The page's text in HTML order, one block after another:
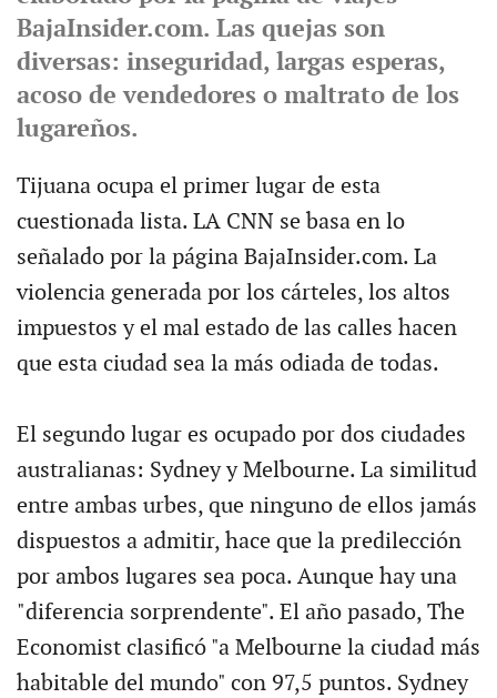
BajaInsider.com. Las quejas son
diversas: inseguridad, largas esperas,
acoso de vendedores o maltrato de los
lugareños.
Tijuana ocupa el primer lugar de esta
cuestionada lista. LA CNN se basa en lo
señalado por la página BajaInsider.com. La
violencia generada por los cárteles, los altos
impuestos y el mal estado de las calles hacen
que esta ciudad sea la más odiada de todas.
El segundo lugar es ocupado por dos ciudades
australianas: Sydney y Melbourne. La similitud
entre ambas urbes, que ninguno de ellos jamás
dispuestos a admitir, hace que la predilección
por ambos lugares sea poca. Aunque hay una
"diferencia sorprendente". El año pasado, The
Economist clasificó "a Melbourne la ciudad más
habitable del mundo" con 97,5 puntos. Sydney